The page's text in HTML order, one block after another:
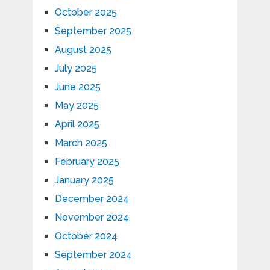
October 2025
September 2025
August 2025
July 2025
June 2025
May 2025
April 2025
March 2025
February 2025
January 2025
December 2024
November 2024
October 2024
September 2024